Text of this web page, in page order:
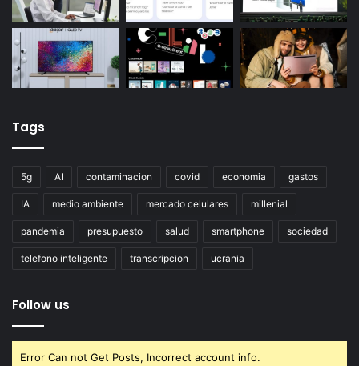
Tags
5g AI contaminacion covid economia gastos
IA medio ambiente mercado celulares millenial
pandemia presupuesto salud smartphone sociedad
telefono inteligente transcripcion ucrania
Follow us
Error Can not Get Posts, Incorrect account info.